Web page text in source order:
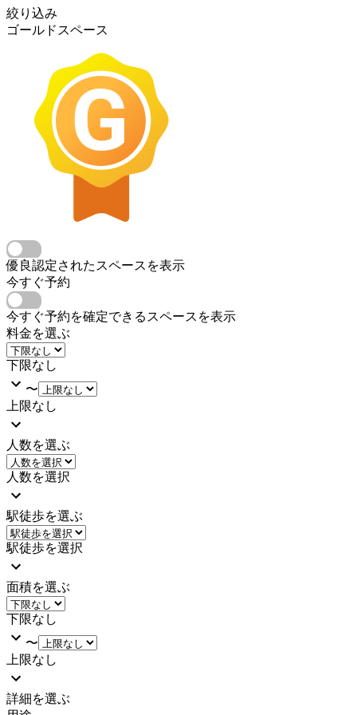
絞り込み
ゴールドスペース
優良認定されたスペースを表示
今すぐ予約
今すぐ予約を確定できるスペースを表示
料金を選ぶ
下限なし
〜
上限なし
人数を選ぶ
人数を選択
駅徒歩を選ぶ
駅徒歩を選択
面積を選ぶ
下限なし
〜
上限なし
詳細を選ぶ